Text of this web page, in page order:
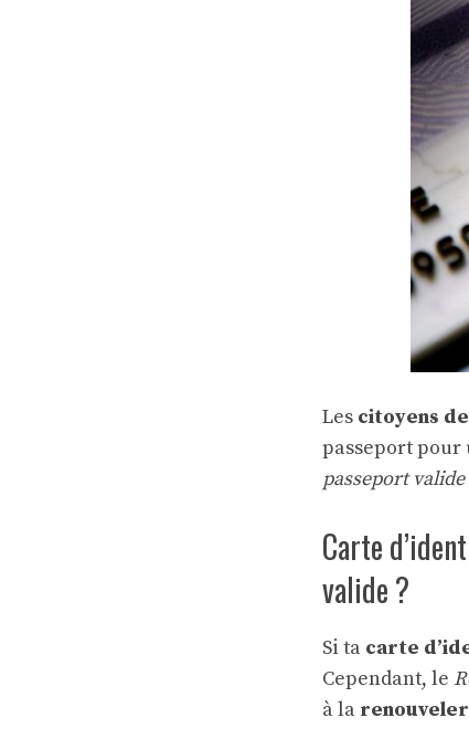
Les citoyens de
passeport pour
passeport valide
Carte
valide ?
Si ta carte
Cependant, le
à la renouveler